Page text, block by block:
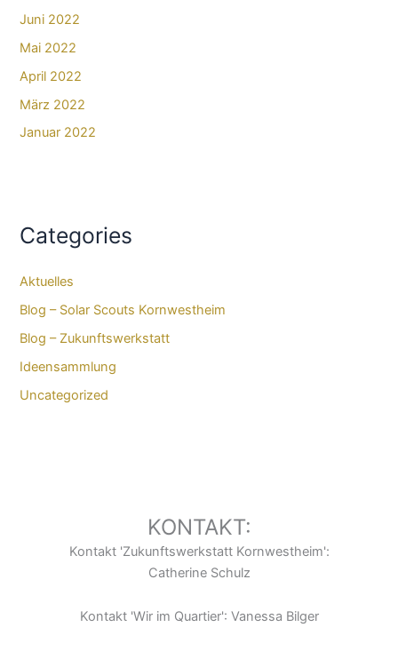
Juni 2022
Mai 2022
April 2022
März 2022
Januar 2022
Categories
Aktuelles
Blog – Solar Scouts Kornwestheim​
Blog – Zukunftswerkstatt
Ideensammlung
Uncategorized
KONTAKT:
Kontakt 'Zukunftswerkstatt Kornwestheim':
Catherine Schulz
Kontakt 'Wir im Quartier': Vanessa Bilger